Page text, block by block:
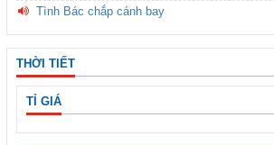
Tình Bác chắp cánh bay
THỜI TIẾT
TỈ GIÁ